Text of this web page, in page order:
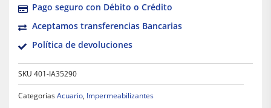
Pago seguro con Débito o Crédito
Aceptamos transferencias Bancarias
Política de devoluciones
SKU 401-IA35290
CategoríasAcuario, Impermeabilizantes